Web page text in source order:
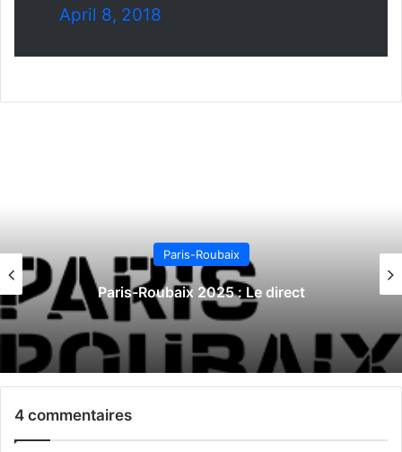
April 8, 2018
Paris-Roubaix 2024 : Le direct
4 commentaires